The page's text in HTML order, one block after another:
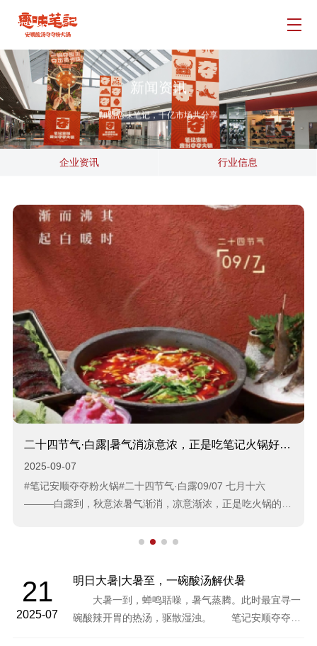
新闻资讯
加盟恋味笔记，千亿市场共分享
品牌介绍
门店展示
招商加盟
新闻资讯
企业资讯 行业信息
二十四节气·白露|暑气消凉意浓，正是吃笔记火锅好时节！
2025-09-07
#笔记安顺夺夺粉火锅#二十四节气·白露09/07 七月十六
———白露到，秋意浓暑气渐消，凉意渐浓，正是吃火锅的好
21
2025-07
明日大暑|大暑至，一碗酸汤解伏暑
大暑一到，蝉鸣聒噪，暑气蒸腾。此时最宜寻一
碗酸辣开胃的热汤，驱散湿浊。 笔记安顺夺夺粉